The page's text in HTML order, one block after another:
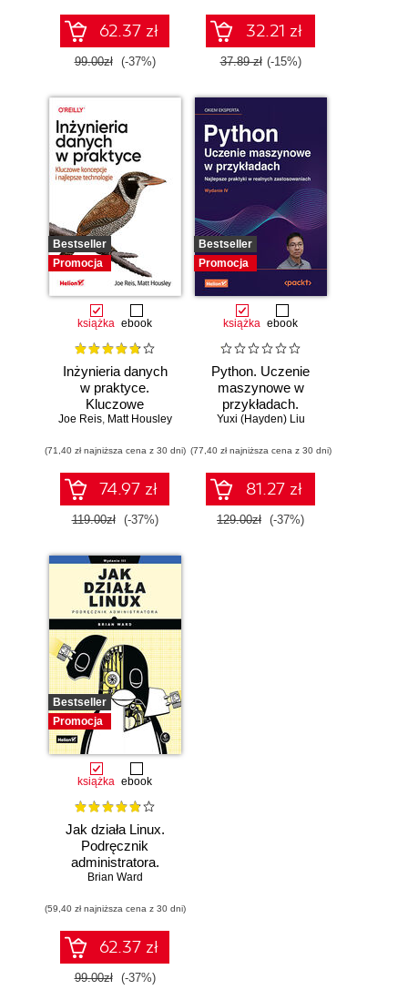
62.37 zł
99.00zł (-37%)
32.21 zł
37.89 zł (-15%)
Bestseller
Promocja
książka ebook
Inżynieria danych
w praktyce.
Kluczowe
koncepcje i
technologie
Joe Reis, Matt Housley
(71,40 zł najniższa cena z 30 dni)
74.97 zł
119.00zł (-37%)
Bestseller
Promocja
książka ebook
Python. Uczenie
maszynowe w
przykładach.
Najlepsze praktyki
zastosowaniach.
Wydanie IV
Yuxi (Hayden) Liu
(77,40 zł najniższa cena z 30 dni)
81.27 zł
129.00zł (-37%)
Bestseller
Promocja
książka ebook
Jak działa Linux.
Podręcznik
administratora.
Wydanie III
Brian Ward
(59,40 zł najniższa cena z 30 dni)
62.37 zł
99.00zł (-37%)